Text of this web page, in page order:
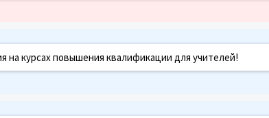
на курсах повышения квалификации для учителей!